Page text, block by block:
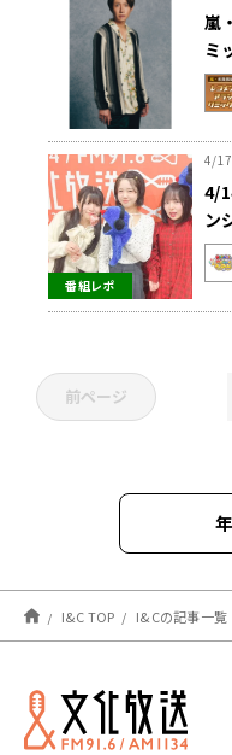
嵐
ミ
か
番組レポ
4/
4/
ン
前ページ
2026年6月
2026年5月
2026年4月
I&C TOP I&Cの記事一覧